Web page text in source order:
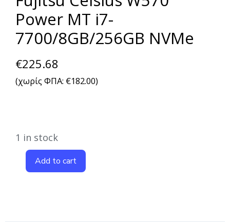
Power MT i7-
7700/8GB/256GB NVMe
€225.68
(χωρίς ΦΠΑ: €182.00)
1 in stock
Add to cart